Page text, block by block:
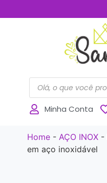
Minha Conta
Home- AÇO INOX-
em aço inoxidável